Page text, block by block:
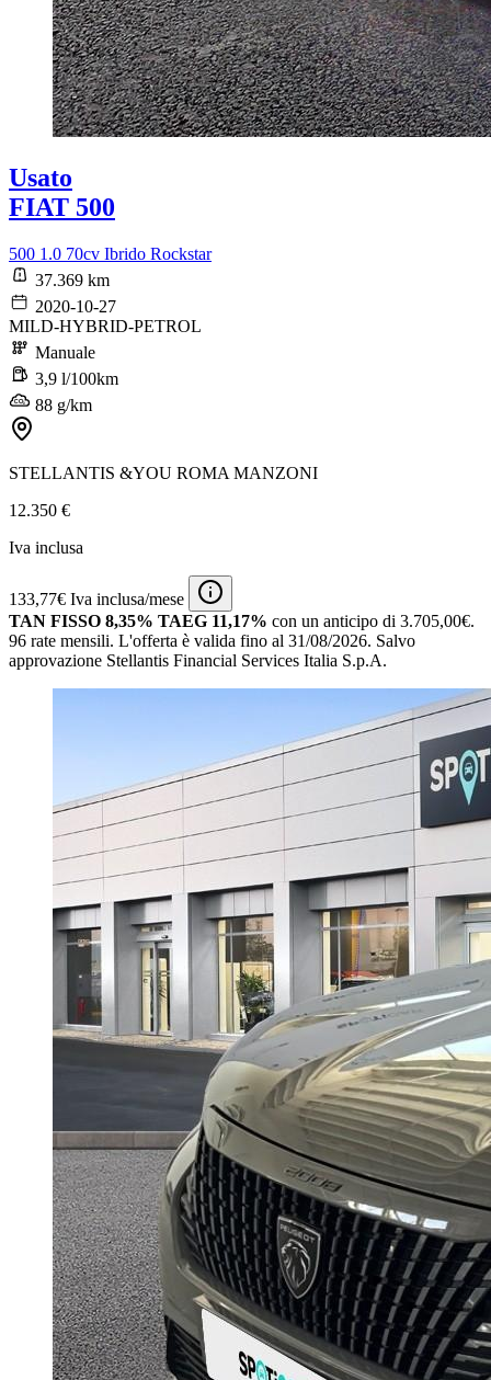
Usato
FIAT 500
500 1.0 70cv Ibrido Rockstar
37.369 km
2020-10-27
MILD-HYBRID-PETROL
Manuale
3,9 l/100km
88 g/km
STELLANTIS &YOU ROMA MANZONI
12.350 €
Iva inclusa
133,77€ Iva inclusa/mese
TAN FISSO 8,35% TAEG 11,17% con un anticipo di 3.705,00€.
96 rate mensili. L'offerta è valida fino al 31/08/2026. Salvo
approvazione Stellantis Financial Services Italia S.p.A.